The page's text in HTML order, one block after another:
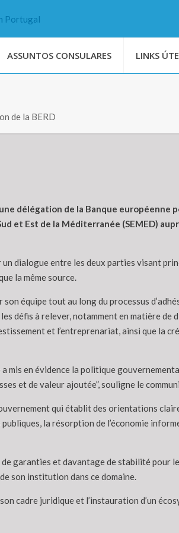
ASSUNTOS CONSULARES LINKS
de la BERD
délégation de la Banque
et Est de la Méditerranée (SEMED)
dialogue entre les deux parties visant
la même source.
équipe tout au long du processus
défis à relever, notamment en matière de
et l’entreprenariat, ainsi que la
mis en évidence la politique
et de valeur ajoutée”, souligne le
qui établit des orientations
la résorption de l’économie
garanties et davantage de stabilité pour
son institution dans ce domaine.
cadre juridique et l’instauration d’un